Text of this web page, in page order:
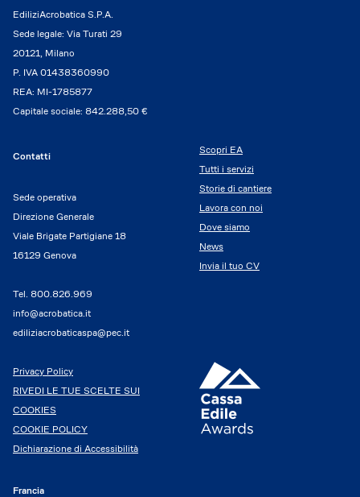
EdiliziAcrobatica S.P.A.
Sede legale: Via Turati 29
20121, Milano
P. IVA 01438360990
REA: MI-1785877
Capitale sociale: 842.288,50 €
Contatti
Sede operativa
Direzione Generale
Viale Brigate Partigiane 18
16129 Genova
Tel. 800.826.969
info@acrobatica.it
ediliziacrobaticaspa@pec.it
Scopri EA
Tutti i servizi
Storie di cantiere
Lavora con noi
Dove siamo
News
Invia il tuo CV
Privacy Policy
RIVEDI LE TUE SCELTE SUI
COOKIES
COOKIE POLICY
Dichiarazione di Accessibilità
Francia